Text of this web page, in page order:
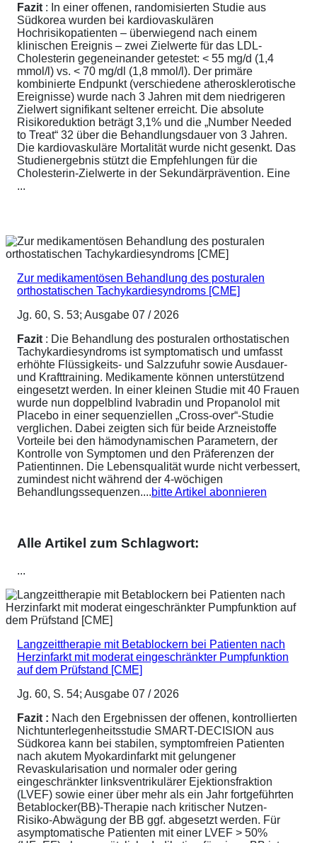
Fazit : In einer offenen, randomisierten Studie aus
Südkorea wurden bei kardiovaskulären
Hochrisikopatienten – überwiegend nach einem
klinischen Ereignis – zwei Zielwerte für das LDL-
Cholesterin gegeneinander getestet: < 55 mg/d (1,4
mmol/l) vs. < 70 mg/dl (1,8 mmol/l). Der primäre
kombinierte Endpunkt (verschiedene atherosklerotische
Ereignisse) wurde nach 3 Jahren mit dem niedrigeren
Zielwert signifikant seltener erreicht. Die absolute
Risikoreduktion beträgt 3,1% und die „Number Needed
to Treat“ 32 über die Behandlungsdauer von 3 Jahren.
Die kardiovaskuläre Mortalität wurde nicht gesenkt. Das
Studienergebnis stützt die Empfehlungen für die
Cholesterin-Zielwerte in der Sekundärprävention. Eine
...
Zur medikamentösen Behandlung des posturalen
orthostatischen Tachykardiesyndroms [CME]
Jg. 60, S. 53; Ausgabe 07 / 2026
Fazit : Die Behandlung des posturalen orthostatischen
Tachykardiesyndroms ist symptomatisch und umfasst
erhöhte Flüssigkeits- und Salzzufuhr sowie Ausdauer-
und Krafttraining. Medikamente können unterstützend
eingesetzt werden. In einer kleinen Studie mit 40 Frauen
wurde nun doppelblind Ivabradin und Propanolol mit
Placebo in einer sequenziellen „Cross-over“-Studie
verglichen. Dabei zeigten sich für beide Arzneistoffe
Vorteile bei den hämodynamischen Parametern, der
Kontrolle von Symptomen und den Präferenzen der
Patientinnen. Die Lebensqualität wurde nicht verbessert,
zumindest nicht während der 4-wöchigen
Behandlungssequenzen....bitte Artikel abonnieren
Alle Artikel zum Schlagwort:
...
Langzeittherapie mit Betablockern bei Patienten nach
Herzinfarkt mit moderat eingeschränkter Pumpfunktion
auf dem Prüfstand [CME]
Jg. 60, S. 54; Ausgabe 07 / 2026
Fazit : Nach den Ergebnissen der offenen, kontrollierten
Nichtunterlegenheitsstudie SMART-DECISION aus
Südkorea kann bei stabilen, symptomfreien Patienten
nach akutem Myokardinfarkt mit gelungener
Revaskularisation und normaler oder gering
eingeschränkter linksventrikulärer Ejektionsfraktion
(LVEF) sowie einer über mehr als ein Jahr fortgeführten
Betablocker(BB)-Therapie nach kritischer Nutzen-
Risiko-Abwägung der BB ggf. abgesetzt werden. Für
asymptomatische Patienten mit einer LVEF > 50%